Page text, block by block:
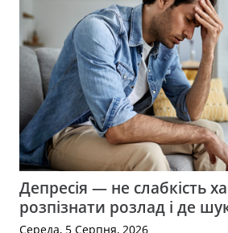
Депресія — не слабкість
розпізнати розлад і де
Середа, 5 Серпня, 2026